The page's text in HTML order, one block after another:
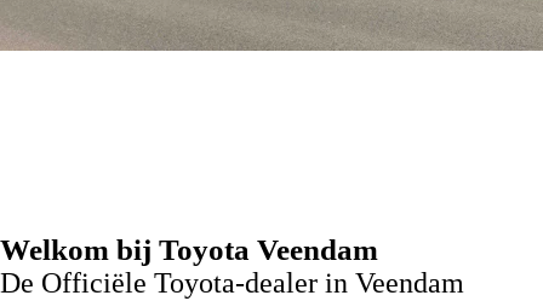
Welkom bij Toyota Veendam
De Officiële Toyota-dealer in Veendam